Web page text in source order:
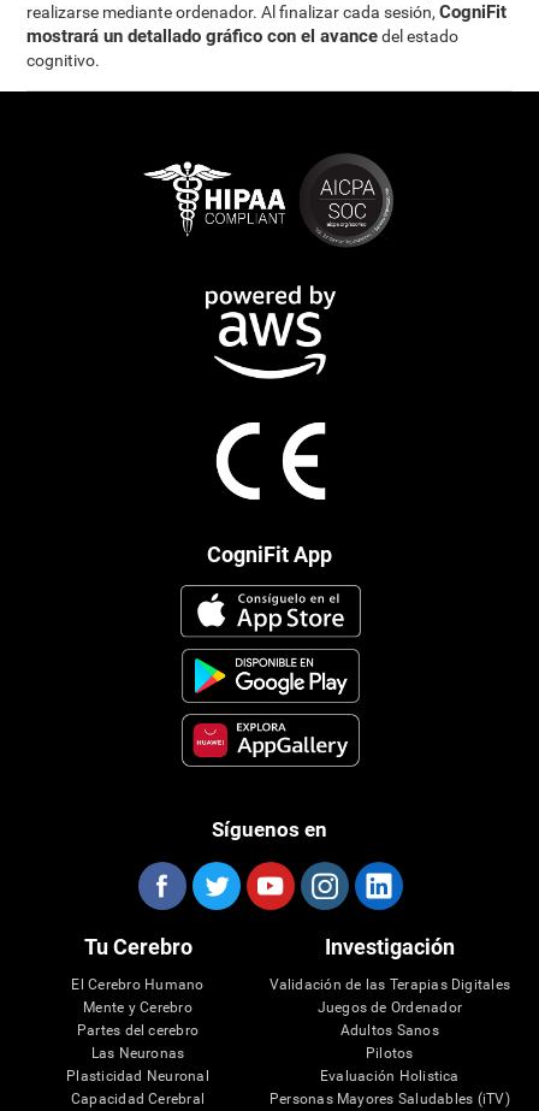
realizarse mediante ordenador. Al finalizar cada sesión,CogniFit
mostrará un detallado gráfico con el avancedel estado
cognitivo.
CogniFit App
Síguenos en
Tu Cerebro
El Cerebro Humano
Mente y Cerebro
Partes del cerebro
Las Neuronas
Plasticidad Neuronal
Capacidad Cerebral
Investigación
Validación de las Terapias Digitales
Juegos de Ordenador
Adultos Sanos
Pilotos
Evaluación Holistica
Personas Mayores Saludables (iTV)